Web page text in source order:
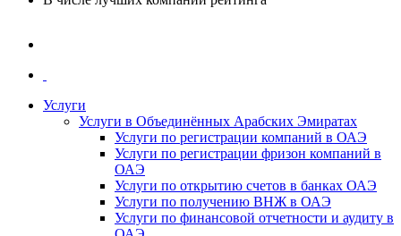
Услуги
Услуги в Объединённых Арабских Эмиратах
Услуги по регистрации компаний в ОАЭ
Услуги по регистрации фризон компаний в
ОАЭ
Услуги по открытию счетов в банках ОАЭ
Услуги по получению ВНЖ в ОАЭ
Услуги по финансовой отчетности и аудиту в